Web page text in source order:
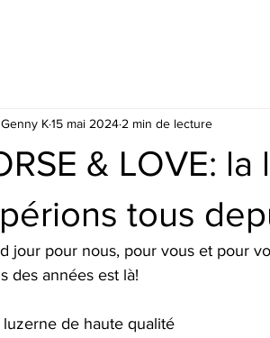
& LOVE:
tous
Genny K15 mai 2024 2 min de lecture
jour pour nous, pour vous et pour
des années est là!
luzerne de haute qualité